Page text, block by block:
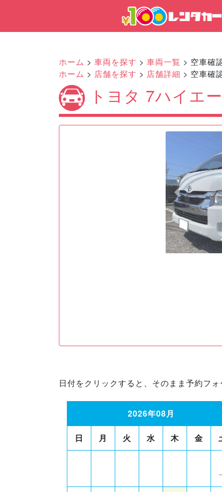
ホーム > 車両を探す > 車両一覧 > 空車確
ホーム > 店舗を探す > 店舗詳細 > 空車確
トヨタ 7ハイエ
Previous
日付をクリックすると、そのまま予約フォ
2026年08月
日 月 火 水 木 金